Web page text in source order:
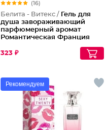
(16)
Белита - Витекс / Гель для
душа завораживающий
парфюмерный аромат
Романтическая Франция
323 ₽
Рекомендуем